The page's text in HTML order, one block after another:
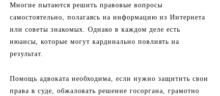
Многие пытаются решить правовые вопросы
самостоятельно, полагаясь на информацию из Интернета
или советы знакомых. Однако в каждом деле есть
нюансы, которые могут кардинально повлиять на
результат.
Помощь адвоката необходима, если нужно защитить свои
права в суде, обжаловать решение госоргана, грамотно